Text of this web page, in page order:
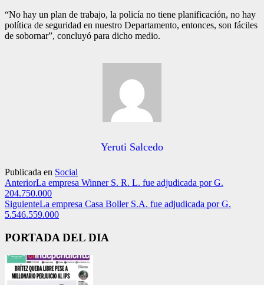
“No hay un plan de trabajo, la policía no tiene planificación, no hay
política de seguridad en nuestro Departamento, entonces, son fáciles
de sobornar”, concluyó para dicho medio.
Yeruti Salcedo
Publicada en Social
AnteriorLa empresa Winner S. R. L. fue adjudicada por G.
204.750.000
SiguienteLa empresa Casa Boller S.A. fue adjudicada por G.
5.546.559.000
PORTADA DEL DIA